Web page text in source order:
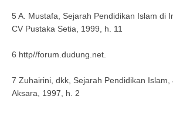
5 A. Mustafa, Sejarah Pendidikan Islam di
CV Pustaka Setia, 1999, h. 11
6 http//forum.dudung.net.
7 Zuhairini, dkk, Sejarah Pendidikan Islam,
Aksara, 1997, h. 2